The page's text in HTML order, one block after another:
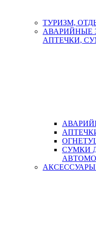
ТУРИЗМ,
АВАРИЙНЫЕ
АПТЕЧКИ,
СУМКИ